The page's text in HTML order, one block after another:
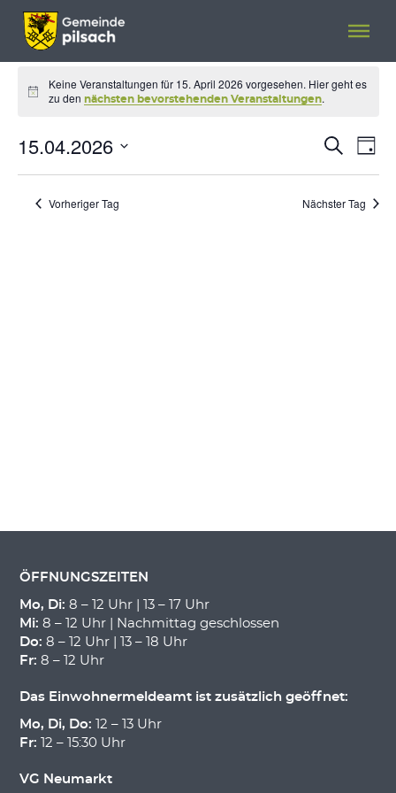
Menü überspringen
Menü überspringen
VERANSTALTUNGEN
FÜR
15.
APRIL
2026
Hinweis
Keine Veranstaltungen für 15. April 2026 vorgesehen. Hier geht es
zu dennächsten bevorstehenden Veranstaltungen.
Suche
Tag
15.04.2026
Vorheriger Tag Nächster Tag
ÖFFNUNGSZEITEN
Mo, Di: 8 – 12 Uhr | 13 – 17 Uhr
Mi: 8 – 12 Uhr | Nachmittag geschlossen
Do: 8 – 12 Uhr | 13 – 18 Uhr
Fr: 8 – 12 Uhr
Das Einwohnermeldeamt ist zusätzlich geöffnet:
Mo, Di, Do: 12 – 13 Uhr
Fr: 12 – 15:30 Uhr
VG Neumarkt